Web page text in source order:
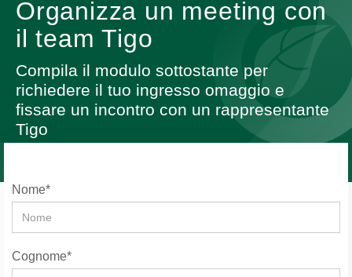
Organizza un meeting con
il team Tigo
Compila il modulo sottostante per
richiedere il tuo ingresso omaggio e
fissare un incontro con un rappresentante
Tigo
Nome*
Cognome*